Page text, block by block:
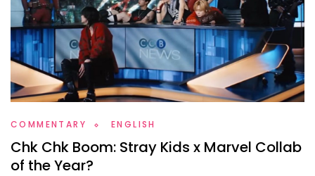
COMMENTARY ENGLISH
Chk Chk Boom: Stray Kids x Marvel Collab
of the Year?